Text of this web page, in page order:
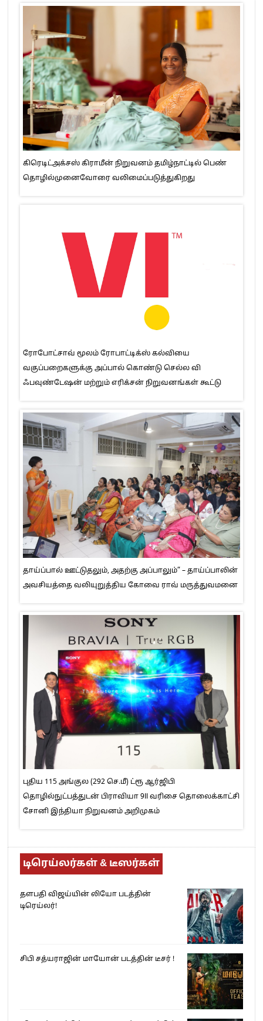
கிரெடிட்அக்சஸ் கிராமீன் நிறுவனம் தமிழ்நாட்டில் பெண்
தொழில்முனைவோரை வலிமைப்படுத்துகிறது
ரோபோட்சாவ் மூலம் ரோபாட்டிக்ஸ் கல்வியை
வகுப்பறைகளுக்கு அப்பால் கொண்டு செல்ல வி
ஃபவுண்டேஷன் மற்றும் எரிக்சன் நிறுவனங்கள் கூட்டு
தாய்ப்பால் ஊட்டுதலும், அதற்கு அப்பாலும்” – தாய்ப்பாலின்
அவசியத்தை வலியுறுத்திய கோவை ராவ் மருத்துவமனை
புதிய 115 அங்குல (292 செ.மீ) ட்ரூ ஆர்ஜிபி
தொழில்நுட்பத்துடன் பிராவியா 9II வரிசை தொலைக்காட்சி
சோனி இந்தியா நிறுவனம் அறிமுகம்
டிரெய்லர்கள் & டீஸர்கள்
தளபதி விஜய்யின் லியோ படத்தின்
டிரெய்லர்!
சிபி சத்யராஜின் மாயோன் படத்தின் டீசர் !